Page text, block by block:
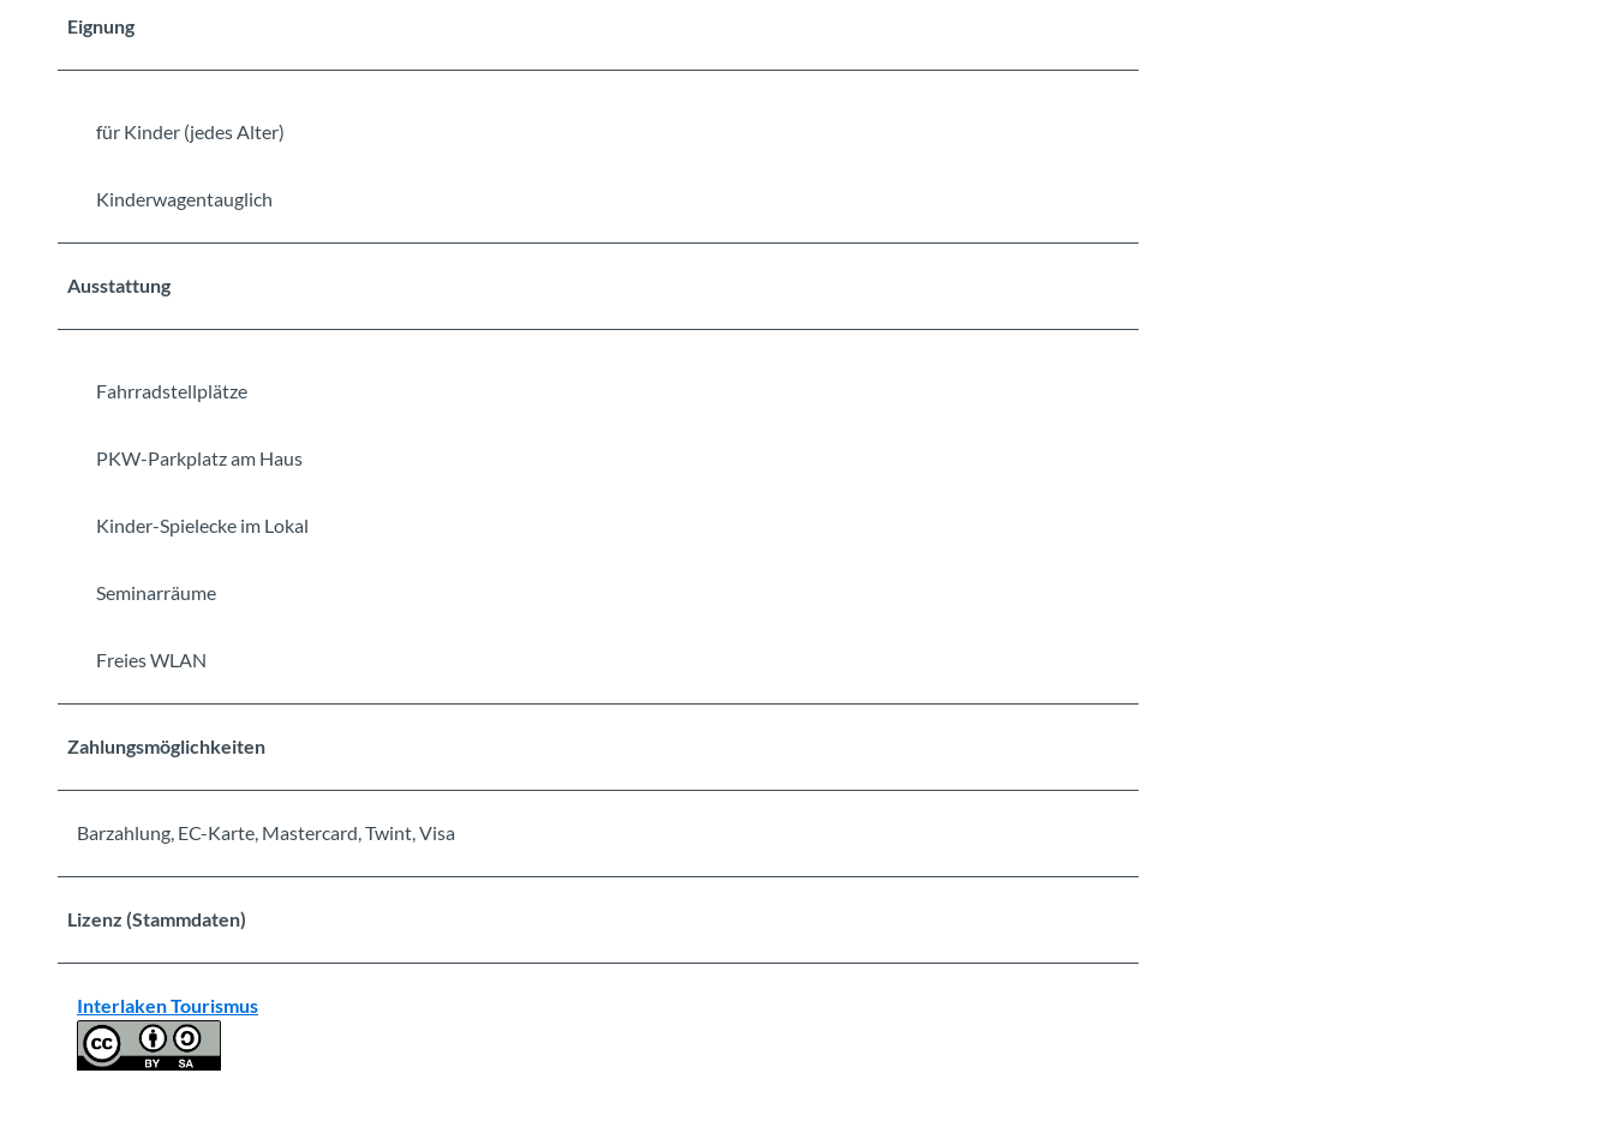
Eignung
für Kinder (jedes Alter)
Kinderwagentauglich
Ausstattung
Fahrradstellplätze
PKW-Parkplatz am Haus
Kinder-Spielecke im Lokal
Seminarräume
Freies WLAN
Zahlungsmöglichkeiten
Barzahlung, EC-Karte, Mastercard, Twint, Visa
Lizenz (Stammdaten)
Interlaken Tourismus